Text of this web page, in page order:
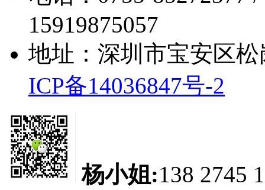
15919875057
地址：深圳市宝安区
ICP备14036847号-2
杨小姐:138 2745